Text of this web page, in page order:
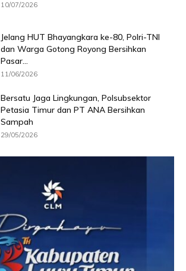
10/07/2026
Jelang HUT Bhayangkara ke-80, Polri-TNI
dan Warga Gotong Royong Bersihkan
Pasar...
11/06/2026
Bersatu Jaga Lingkungan, Polsubsektor
Petasia Timur dan PT ANA Bersihkan
Sampah
29/05/2026